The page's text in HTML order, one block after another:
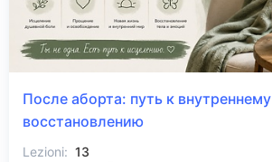
После аборта: путь к внутреннему
восстановлению
Lezioni: 13